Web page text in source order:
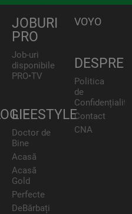
JOBURI
PRO
Job-uri
disponibile
PRO•TV
LIFESTYLE
Doctor de
Bine
Acasă
Acasă
Gold
Perfecte
DeBărbați
VOYO
DESPRE
Politica
de
Contact
CNA